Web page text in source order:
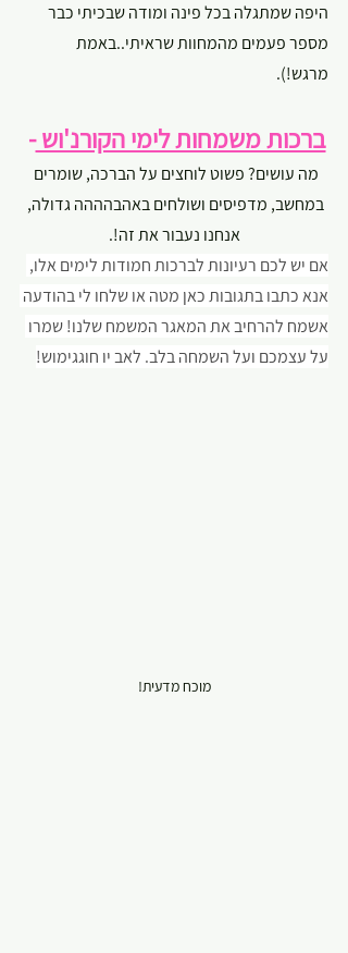
היפה שמתגלה בכל פינה ומודה שבכיתי כבר
מספר פעמים מהמחוות שראיתי..באמת
מרגש!).
ברכות משמחות לימי הקורנ'וש -
מה עושים? פשוט לוחצים על הברכה, שומרים
במחשב, מדפיסים ושולחים באהבהההה גדולה,
אנחנו נעבור את זה!.
אם יש לכם רעיונות לברכות חמודות לימים אלו,
אנא כתבו בתגובות כאן מטה או שלחו לי בהודעה
אשמח להרחיב את המאגר המשמח שלנו! שמרו
על עצמכם ועל השמחה בלב. לאב יו חוגגימוש!
מוכח מדעית!